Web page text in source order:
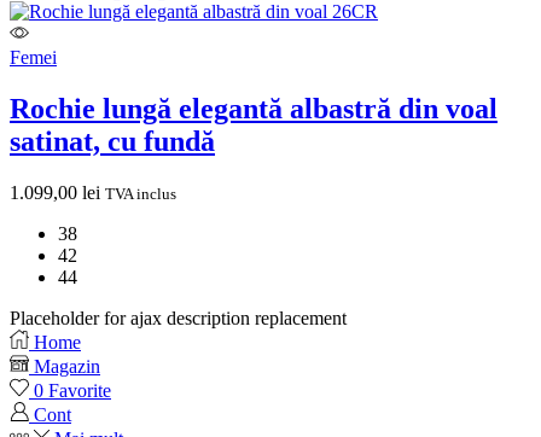
Femei
Rochie lungă elegantă albastră din voal
satinat, cu fundă
1.099,00 lei TVA inclus
38
42
44
Placeholder for ajax description replacement
Home
Magazin
0 Favorite
Cont